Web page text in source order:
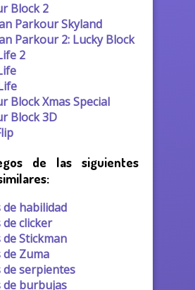
Block 2
Parkour Skyland
Parkour 2: Lucky Block
2
Block Xmas Special
Block 3D
de las siguientes
de habilidad
de clicker
de Stickman
de Zuma
de serpientes
de burbujas